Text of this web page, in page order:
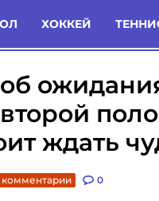
ХОККЕЙ
Статьи Комменты
ждать
комментарии 0